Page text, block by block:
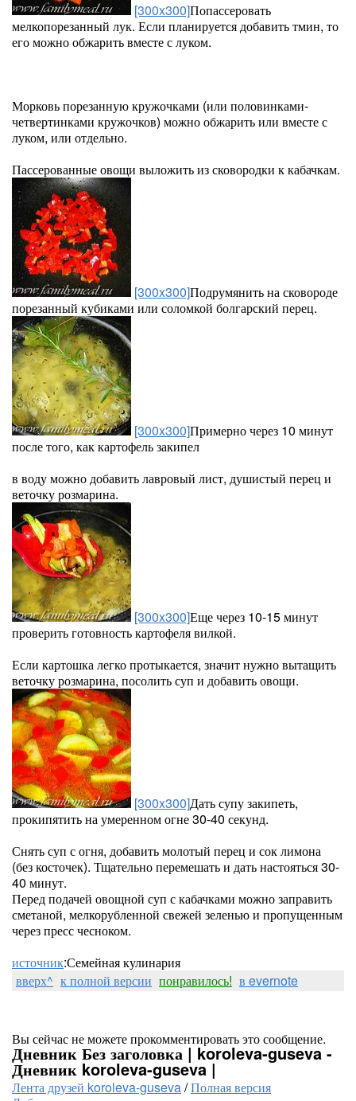
[300x300]Попассеровать
мелкопорезанный лук. Если планируется добавить тмин, то
его можно обжарить вместе с луком.
Морковь порезанную кружочками (или половинками-
четвертинками кружочков) можно обжарить или вместе с
луком, или отдельно.
Пассерованные овощи выложить из сковородки к кабачкам.
[300x300]Подрумянить на сковороде
порезанный кубиками или соломкой болгарский перец.
[300x300]Примерно через 10 минут
после того, как картофель закипел
в воду можно добавить лавровый лист, душистый перец и
веточку розмарина.
[300x300]Еще через 10-15 минут
проверить готовность картофеля вилкой.
Если картошка легко протыкается, значит нужно вытащить
веточку розмарина, посолить суп и добавить овощи.
[300x300]Дать супу закипеть,
прокипятить на умеренном огне 30-40 секунд.
Снять суп с огня, добавить молотый перец и сок лимона
(без косточек). Тщательно перемешать и дать настояться 30-
40 минут.
Перед подачей овощной суп с кабачками можно заправить
сметаной, мелкорубленной свежей зеленью и пропущенным
через пресс чесноком.
источник:Семейная кулинария
вверх^ к полной версии понравилось! в evernote
Вы сейчас не можете прокомментировать это сообщение.
Дневник Без заголовка | koroleva-guseva -
Дневник koroleva-guseva |
Лента друзей koroleva-guseva/Полная версия